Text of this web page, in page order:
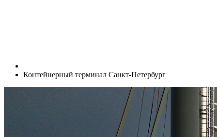
Контейнерный терминал Санкт-Петербург